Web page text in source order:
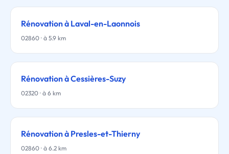
Rénovation à Laval-en-Laonnois
02860 · à 5.9 km
Rénovation à Cessières-Suzy
02320 · à 6 km
Rénovation à Presles-et-Thierny
02860 · à 6.2 km